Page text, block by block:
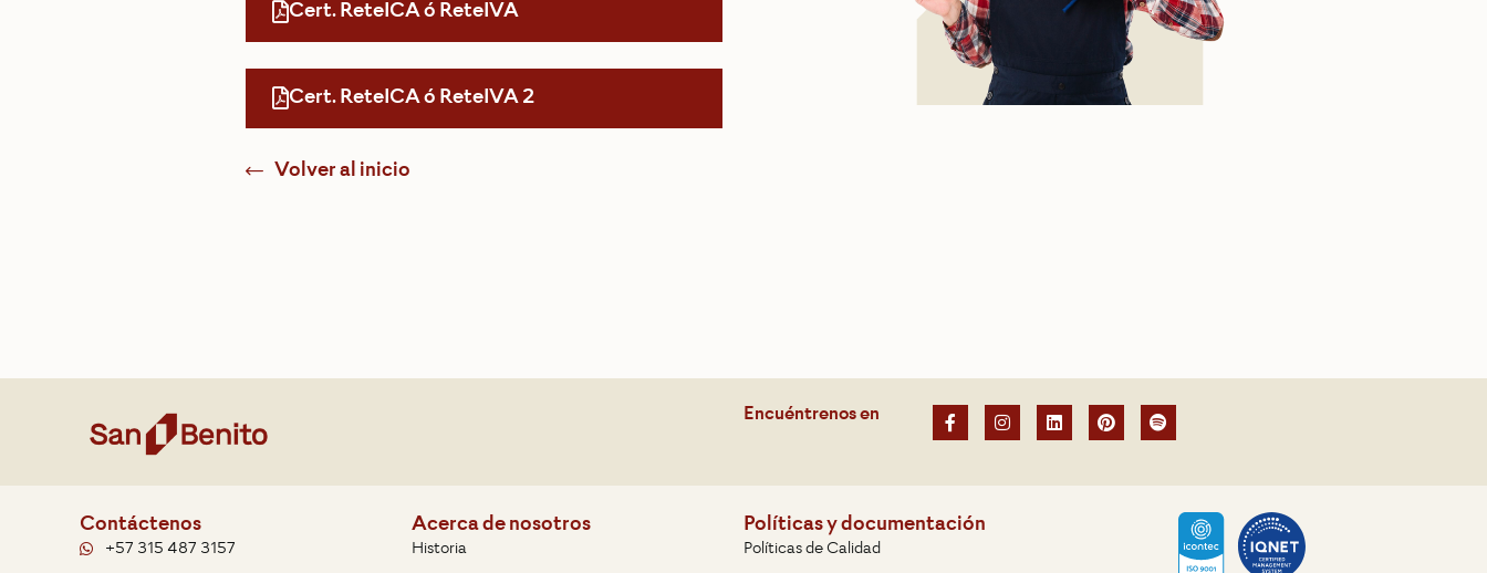
Cert. ReteICA ó ReteIVA
Cert. ReteICA ó ReteIVA 2
Volver al inicio
Encuéntrenos en
Contáctenos
+57 315 487 3157
Acerca de nosotros
Historia
Políticas y documentación
Políticas de Calidad